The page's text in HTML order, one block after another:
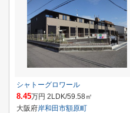
シャトーグロワール
8.45万円 2LDK/59.58㎡
大阪府岸和田市額原町